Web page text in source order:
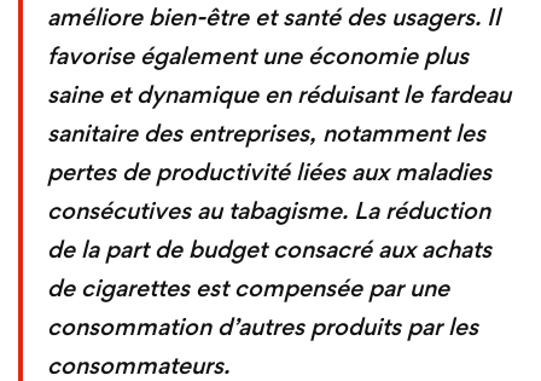
améliore bien-être et santé des usagers. Il
favorise également une économie plus
saine et dynamique en réduisant le fardeau
sanitaire des entreprises, notamment les
pertes de productivité liées aux maladies
consécutives au tabagisme. La réduction
de la part de budget consacré aux achats
de cigarettes est compensée par une
consommation d’autres produits par les
consommateurs.